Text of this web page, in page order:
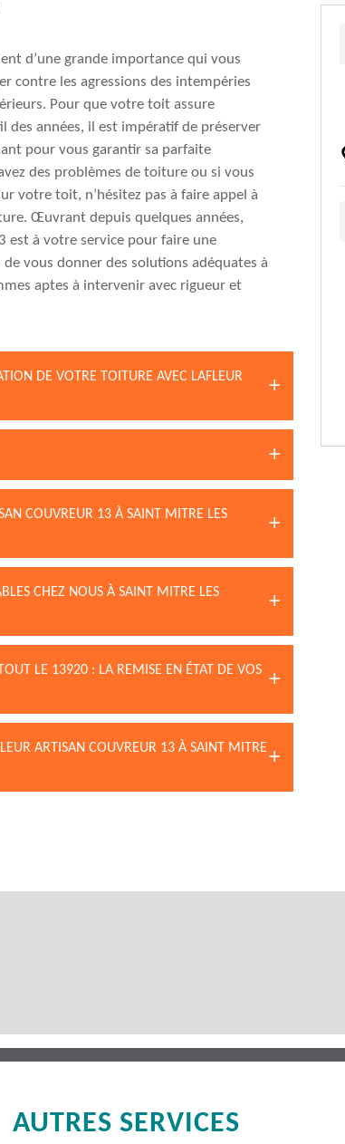
d’une grande importance qui vous
contre les agressions des intempéries
Pour que votre toit assure
des années, il est impératif de préserver
pour vous garantir sa parfaite
des problèmes de toiture ou si vous
votre toit, n’hésitez pas à faire appel à
Œuvrant depuis quelques années,
est à votre service pour faire une
vous donner des solutions adéquates à
aptes à intervenir avec rigueur et
DE VOTRE TOITURE AVEC LAFLEUR
COUVREUR 13 À SAINT MITRE LES
CHEZ NOUS À SAINT MITRE LES
LE 13920 : LA REMISE EN ÉTAT DE VOS
ARTISAN COUVREUR 13 À SAINT MITRE
AUTRES SERVICES